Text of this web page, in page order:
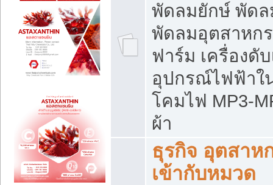
พัดลมยักษ์ พัด
พัดลมอุตสาหก
ฟาร์ม เครื่องดั
อุปกรณ์ไฟฟ้าใ
โคมไฟ MP3-
ผ้า
ธุรกิจ อุตสาห
เข้ากับหมวด